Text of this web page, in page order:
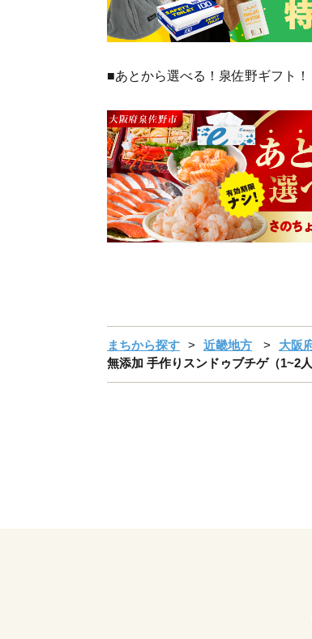
■あとから選べる！泉佐野ギフト！
まちから探す 近畿地方 大阪
無添加 手作りスンドゥブチゲ（1~2